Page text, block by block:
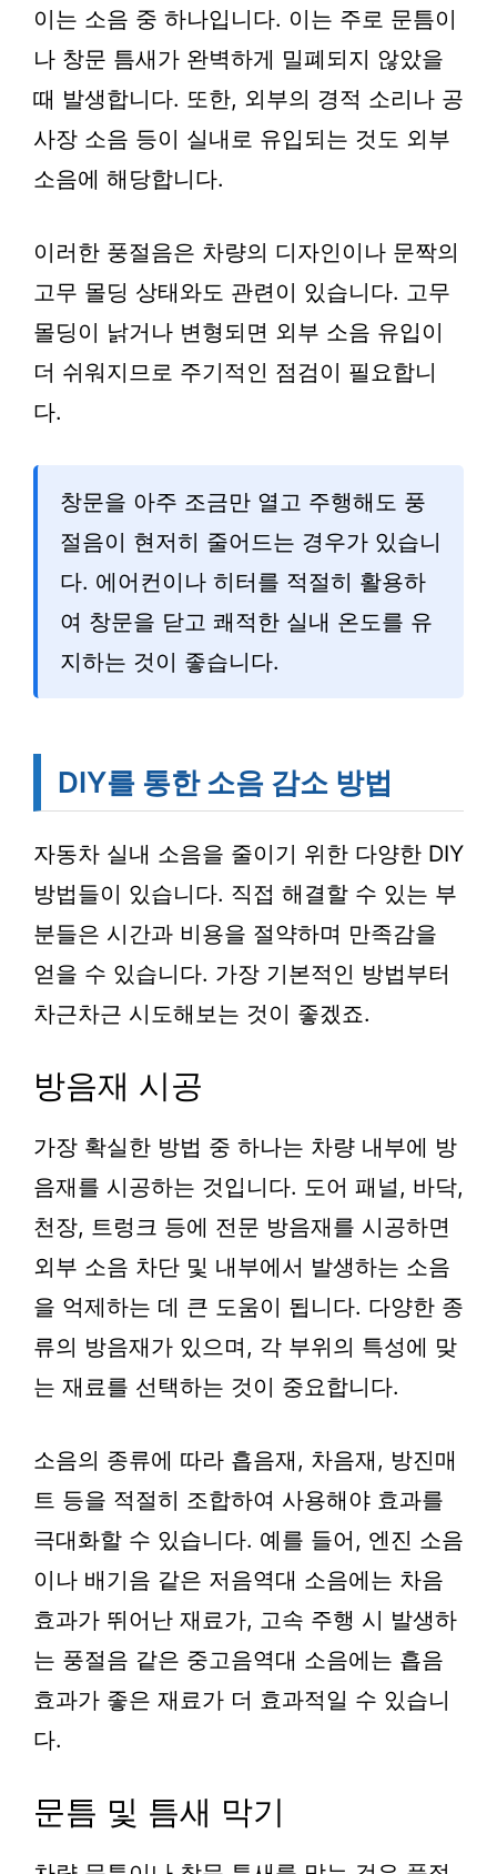
이는 소음 중 하나입니다. 이는 주로 문틈이
나 창문 틈새가 완벽하게 밀폐되지 않았을
때 발생합니다. 또한, 외부의 경적 소리나 공
사장 소음 등이 실내로 유입되는 것도 외부
소음에 해당합니다.
이러한 풍절음은 차량의 디자인이나 문짝의
고무 몰딩 상태와도 관련이 있습니다. 고무
몰딩이 낡거나 변형되면 외부 소음 유입이
더 쉬워지므로 주기적인 점검이 필요합니
다.
창문을 아주 조금만 열고 주행해도 풍
절음이 현저히 줄어드는 경우가 있습니
다. 에어컨이나 히터를 적절히 활용하
여 창문을 닫고 쾌적한 실내 온도를 유
지하는 것이 좋습니다.
DIY를 통한 소음 감소 방법
자동차 실내 소음을 줄이기 위한 다양한 DIY
방법들이 있습니다. 직접 해결할 수 있는 부
분들은 시간과 비용을 절약하며 만족감을
얻을 수 있습니다. 가장 기본적인 방법부터
차근차근 시도해보는 것이 좋겠죠.
방음재 시공
가장 확실한 방법 중 하나는 차량 내부에 방
음재를 시공하는 것입니다. 도어 패널, 바닥,
천장, 트렁크 등에 전문 방음재를 시공하면
외부 소음 차단 및 내부에서 발생하는 소음
을 억제하는 데 큰 도움이 됩니다. 다양한 종
류의 방음재가 있으며, 각 부위의 특성에 맞
는 재료를 선택하는 것이 중요합니다.
소음의 종류에 따라 흡음재, 차음재, 방진매
트 등을 적절히 조합하여 사용해야 효과를
극대화할 수 있습니다. 예를 들어, 엔진 소음
이나 배기음 같은 저음역대 소음에는 차음
효과가 뛰어난 재료가, 고속 주행 시 발생하
는 풍절음 같은 중고음역대 소음에는 흡음
효과가 좋은 재료가 더 효과적일 수 있습니
다.
문틈 및 틈새 막기